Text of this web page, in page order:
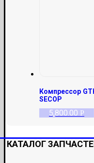
Компрессор
SECOP
5,800.00 Р
КАТАЛОГ